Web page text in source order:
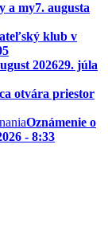
a my7. augusta
klub v
202629. júla
otvára priestor
Oznámenie o
- 8:33